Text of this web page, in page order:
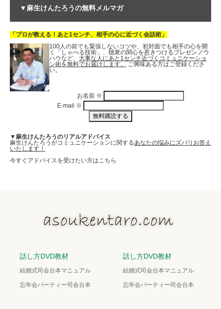
▼麻生けんたろうの無料メルマガ
「プロが教える！あと1センチ、相手の心に近づく会話術」
100人の前でも緊張しないコツや、初対面でも相手の心を開
く「しゃべる技術」、聴衆の関心を惹きつけるプレゼンノウ
ハウなど、 大事な人にあと1センチ近づくコミュニケーショ
ン術を無料でお届けします。
ご興味ある方はご登録くださ
い。
お名前 ※
E-mail ※
▼麻生けんたろうのリアルアドバイス
麻生けんたろうがコミュニケーションに関するあなたの悩みにズバリお答え
いたします！
今すぐアドバイスを受けたい方はこちら
話し方DVD教材
結婚式司会台本マニュアル
忘年会パーティー司会台本
話し方DVD教材
結婚式司会台本マニュアル
忘年会パーティー司会台本